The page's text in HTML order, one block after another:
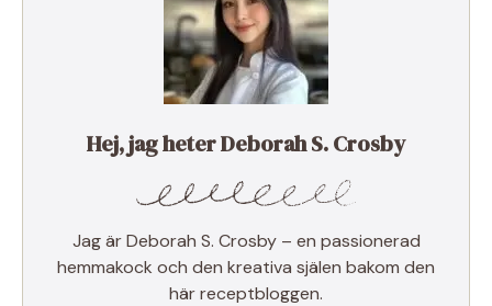
Hej, jag heter Deborah S. Crosby
Jag är Deborah S. Crosby – en passionerad
hemmakock och den kreativa själen bakom den
här receptbloggen.